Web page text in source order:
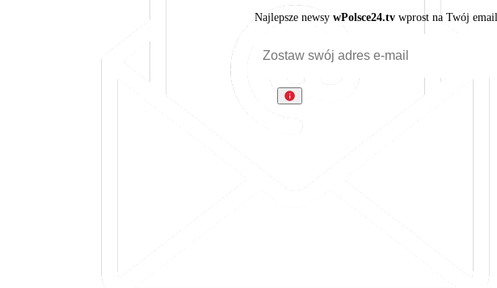
Najlepsze newsy wPolsce24.tvwprost na Twój email